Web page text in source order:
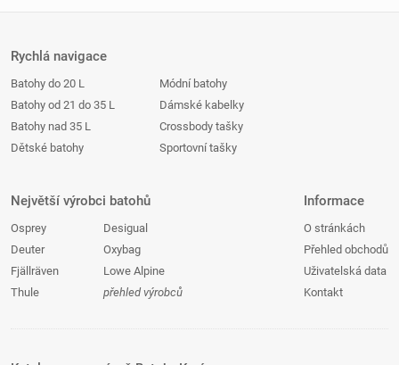
Rychlá navigace
Batohy do 20 L
Batohy od 21 do 35 L
Batohy nad 35 L
Dětské batohy
Módní batohy
Dámské kabelky
Crossbody tašky
Sportovní tašky
Největší výrobci batohů
Osprey
Deuter
Fjällräven
Thule
Desigual
Oxybag
Lowe Alpine
přehled výrobců
Informace
O stránkách
Přehled obchodů
Uživatelská data
Kontakt